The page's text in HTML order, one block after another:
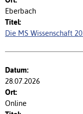
Eberbach
Die MS Wissenschaft
28.07.2026
Online